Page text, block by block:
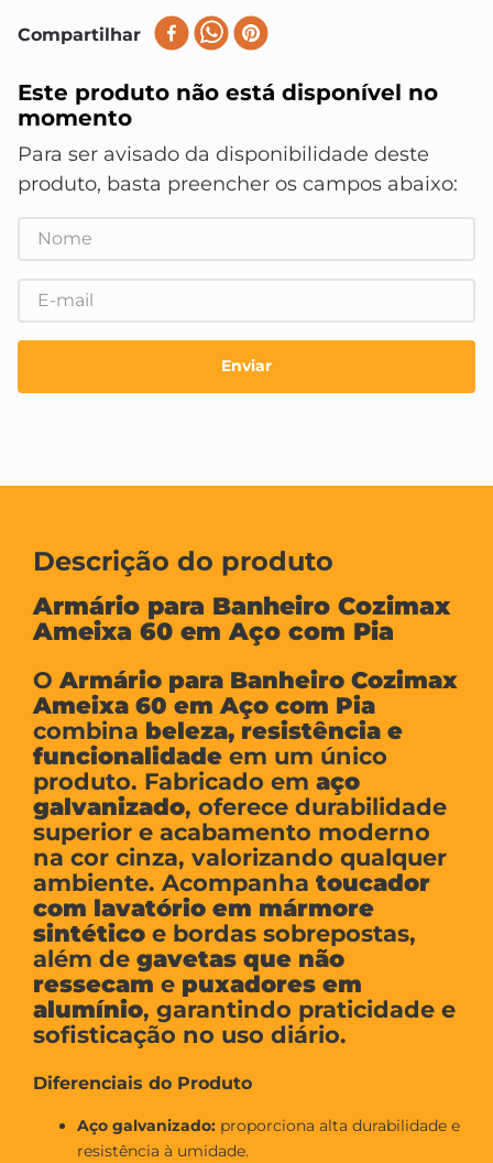
Compartilhar
Este produto não está disponível no
momento
Enviar
Descrição do produto
Armário para Banheiro Cozimax
Ameixa 60 em Aço com Pia
O Armário para Banheiro Cozimax
Ameixa 60 em Aço com Pia
combina beleza, resistência e
funcionalidade em um único
produto. Fabricado em aço
galvanizado, oferece durabilidade
superior e acabamento moderno
na cor cinza, valorizando qualquer
ambiente. Acompanha toucador
com lavatório em mármore
sintético e bordas sobrepostas,
além de gavetas que não
ressecam e puxadores em
alumínio, garantindo praticidade e
sofisticação no uso diário.
Diferenciais do Produto
Aço galvanizado: proporciona alta durabilidade e
resistência à umidade.
fundo preparador